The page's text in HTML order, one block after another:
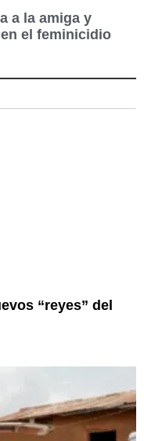
a la amiga y
el feminicidio
“reyes” del